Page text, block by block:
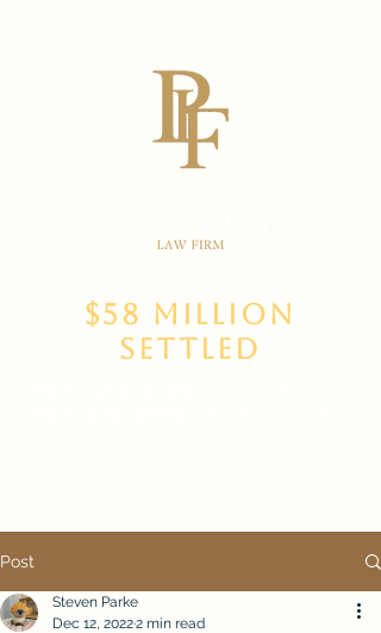
$58 Million
Settled
Post
Steven Parke
Dec 12, 20222 min read